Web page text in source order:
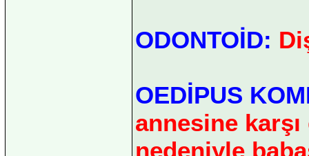
ODONTOİD:
OEDİPUS
annesine
nedeniyle